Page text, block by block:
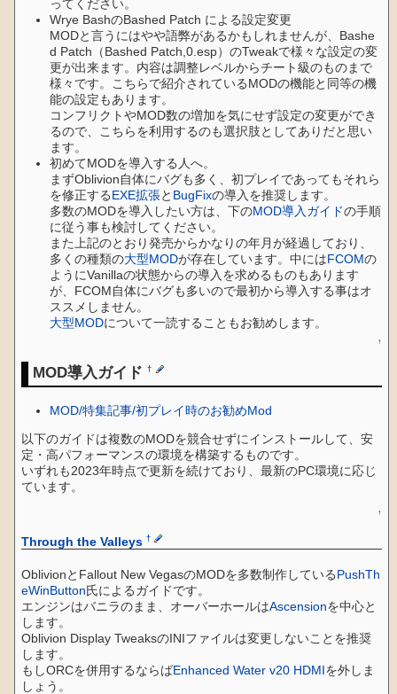
ってください。
Wrye BashのBashed Patch による設定変更
MODと言うにはやや語弊があるかもしれませんが、Bashe
d Patch（Bashed Patch,0.esp）のTweakで様々な設定の変
更が出来ます。内容は調整レベルからチート級のものまで
様々です。こちらで紹介されているMODの機能と同等の機
能の設定もあります。
コンフリクトやMOD数の増加を気にせず設定の変更ができ
るので、こちらを利用するのも選択肢としてありだと思い
ます。
初めてMODを導入する人へ。
まずOblivion自体にバグも多く、初プレイであってもそれら
を修正するEXE拡張と BugFixの導入を推奨します。
多数のMODを導入したい方は、下のMOD導入ガイドの手順
に従う事も検討してください。
また上記のとおり発売からかなりの年月が経過しており、
多くの種類の大型MODが存在しています。中にはFCOMの
ようにVanillaの状態からの導入を求めるものもあります
が、FCOM自体にバグも多いので最初から導入する事はオ
ススメしません。
大型MODについて一読することもお勧めします。
↑
MOD導入ガイド†
MOD/特集記事/初プレイ時のお勧めMod
以下のガイドは複数のMODを競合せずにインストールして、安
定・高パフォーマンスの環境を構築するものです。
いずれも2023年時点で更新を続けており、最新のPC環境に応じ
ています。
↑
Through the Valleys †
OblivionとFallout New VegasのMODを多数制作しているPushTh
eWinButton氏によるガイドです。
エンジンはバニラのまま、オーバーホールはAscensionを中心と
します。
Oblivion Display TweaksのINIファイルは変更しないことを推奨
します。
もしORCを併用するならばEnhanced Water v20 HDMIを外しま
しょう。